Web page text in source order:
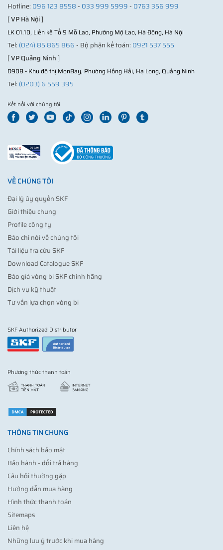
Hotline: 096 123 8558- 033 999 5999- 0763 356 999
[VP Hà Nội]
LK 01.10, Liền kề Tổ 9 Mỗ Lao, Phường Mộ Lao, Hà Đông, Hà Nội
Tel: (024) 85 865 866- Bộ phận kế toán: 0921 537 555
[VP Quảng Ninh]
D908 - Khu đô thị MonBay, Phường Hồng Hải, Hạ Long, Quảng Ninh
Tel: (0203) 6 559 395
Kết nối với chúng tôi
VỀ CHÚNG TÔI
Đại lý ủy quyền SKF
Giới thiệu chung
Profile công ty
Báo chí nói về chúng tôi
Tài liệu tra cứu SKF
Download Catalogue SKF
Báo giá vòng bi SKF chính hãng
Dịch vụ kỹ thuật
Tư vấn lựa chọn vòng bi
SKF Authorized Distributor
Phương thức thanh toán
THÔNG TIN CHUNG
Chính sách bảo mật
Bảo hành - đổi trả hàng
Câu hỏi thường gặp
Hướng dẫn mua hàng
Hình thức thanh toán
Sitemaps
Liên hệ
Những lưu ý trước khi mua hàng